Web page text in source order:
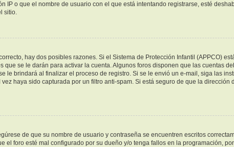
IP o que el nombre de usuario con el que está intentando registrarse, esté
sitio.
hay dos posibles razones. Si el Sistema de Protección Infantil (APPCO)
se le darán para activar la cuenta. Algunos foros disponen que las cuentas
le brindará al finalizar el proceso de registro. Si se le envió un e-mail, siga las
haya sido capturada por un filtro anti-spam. Si está seguro de que la dirección
de que su nombre de usuario y contraseña se encuentren escritos
el foro esté mal configurado por su dueño y/o tenga fallos en la programación,